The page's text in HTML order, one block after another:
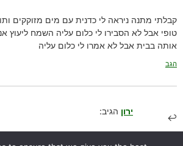
קבלתי מתנה ניראה לי כדנית עם מים מזוקקים
טופי אבל לא הסבירו לי כלום עליה השמח ליעוץ
אותה בבית אבל לא אמרו לי כלום עליה
הגב
ירון הגיב: